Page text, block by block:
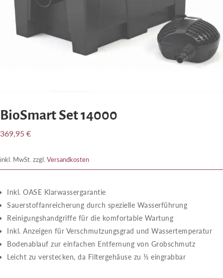
BioSmart Set 14000
369,95 €
inkl. MwSt. zzgl. Versandkosten
Inkl. OASE Klarwassergarantie
Sauerstoffanreicherung durch spezielle Wasserführung
Reinigungshandgriffe für die komfortable Wartung
Inkl. Anzeigen für Verschmutzungsgrad und Wassertemperatur
Bodenablauf zur einfachen Entfernung von Grobschmutz
Leicht zu verstecken, da Filtergehäuse zu ⅓ eingrabbar